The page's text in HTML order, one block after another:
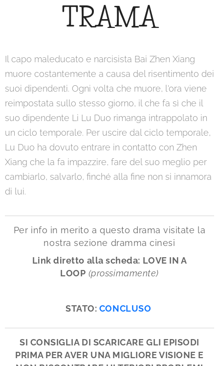
TRAMA
Il capo maleducato e narcisista Bai Zhen Xiang
muore costantemente a causa del risentimento dei
suoi dipendenti. Ogni volta che muore, l'ora viene
reimpostata sullo stesso giorno, il che fa sì che il
suo dipendente Li Lu Duo rimanga intrappolato in
un ciclo temporale. Per uscire dal ciclo temporale,
Lu Duo ha dovuto entrare in contatto con Zhen
Xiang che la fa impazzire, fare del suo meglio per
cambiarlo, salvarlo, finché alla fine non si innamora
di lui.
Per info in merito a questo drama visitate la
nostra sezione dramma cinesi
Link diretto alla scheda: LOVE IN A
LOOP (prossimamente)
STATO: CONCLUSO
SI CONSIGLIA DI SCARICARE GLI EPISODI
PRIMA PER AVER UNA MIGLIORE VISIONE E